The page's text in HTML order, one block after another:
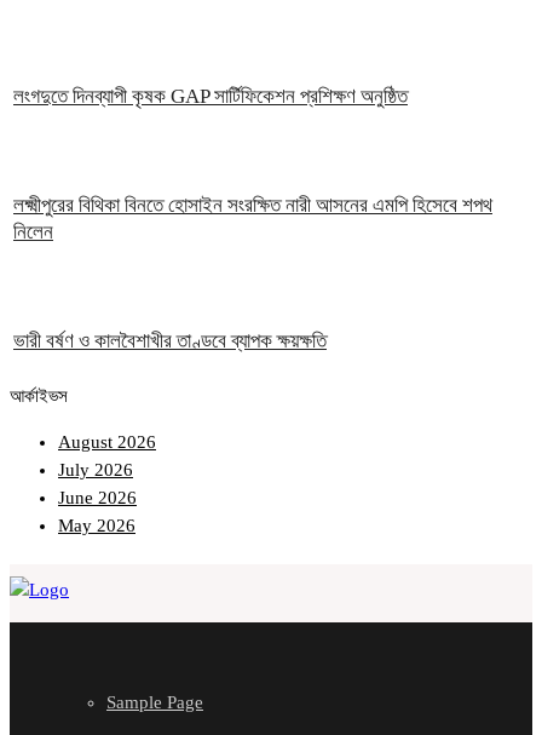
লংগদুতে দিনব্যাপী কৃষক GAP সার্টিফিকেশন প্রশিক্ষণ অনুষ্ঠিত
লক্ষ্মীপুরের বিথিকা বিনতে হোসাইন সংরক্ষিত নারী আসনের এমপি হিসেবে শপথ
নিলেন
ভারী বর্ষণ ও কালবৈশাখীর তাণ্ডবে ব্যাপক ক্ষয়ক্ষতি
আর্কাইভস
August 2026
July 2026
June 2026
May 2026
Sample Page